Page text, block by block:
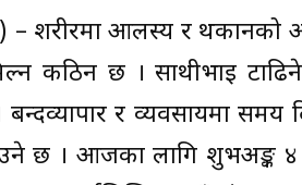
– शरीरमा आलस्य र
कठिन छ । साथीभाइ
र व्यवसायमा समय
छ । आजका लागि शुभअङ्क